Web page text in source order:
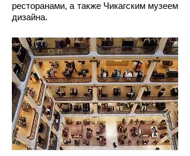
ресторанами, а также Чикагским музеем
дизайна.